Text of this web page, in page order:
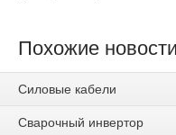
Похожие новости
Силовые кабели
Сварочный инвертор